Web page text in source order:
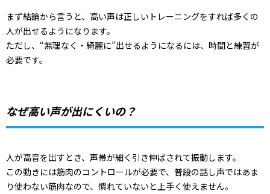
まず結論から言うと、高い声は正しいトレーニングをすれば多くの
人が出せるようになります。
ただし、“無理なく・綺麗に”出せるようになるには、時間と練習が
必要です。
なぜ高い声が出にくいの？
人が高音を出すとき、声帯が細く引き伸ばされて振動します。
この動きには筋肉のコントロールが必要で、普段の話し声ではあま
り使わない筋肉なので、慣れていないと上手く使えません。